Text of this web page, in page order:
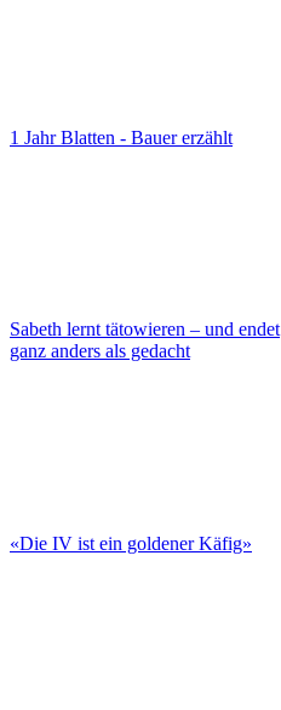
1 Jahr Blatten - Bauer erzählt
Sabeth lernt tätowieren – und endet
ganz anders als gedacht
«Die IV ist ein goldener Käfig»